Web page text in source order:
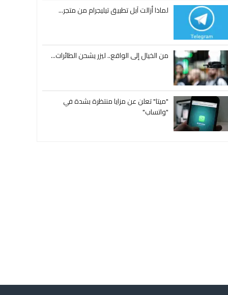
لماذا أزالت آبل تطبيق تيليجرام من متجر...
من الخيال إلى الواقع.. ليزر يشحن الطائرات...
"ميتا" تعلن عن مزايا منتظرة بشدة في
"واتساب"